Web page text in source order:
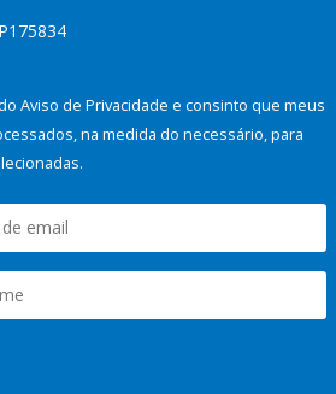
Aviso de Privacidade e consinto que meus
na medida do necessário, para